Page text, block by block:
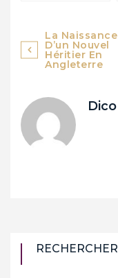
Navigation
de
La Naissance
D’un Nouvel
Héritier En
Angleterre
Dico
RECHERCHER